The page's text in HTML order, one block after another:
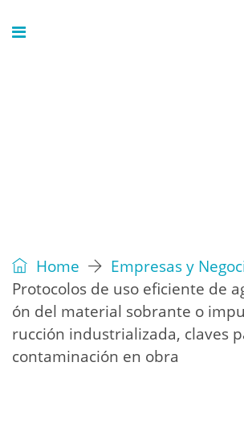
Home
Empresas y
Protocolos de uso eficiente de
ón del material sobrante o
rucción industrializada, claves
contaminación en obra